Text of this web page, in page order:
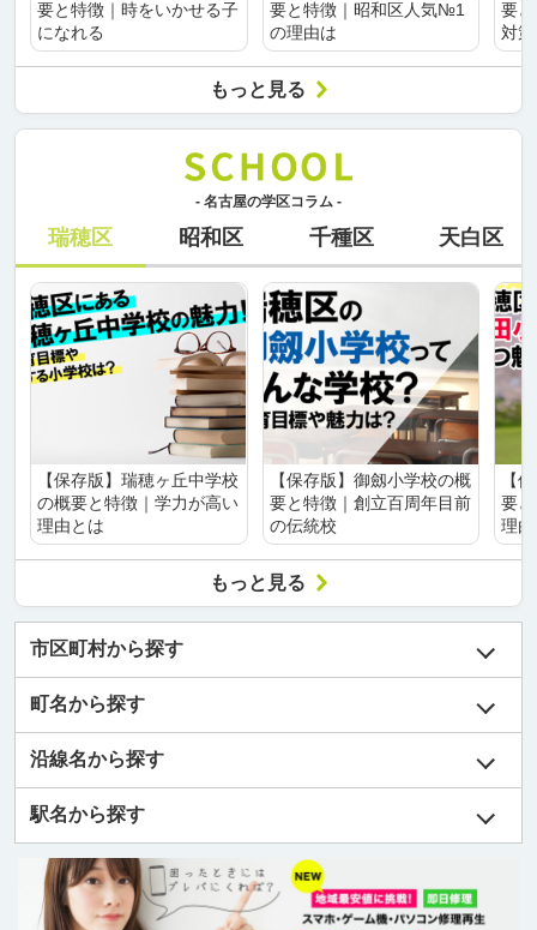
要と特徴｜時をいかせる子
になれる
要と特徴｜昭和区人気№1
の理由は
要
対
もっと見る
- 名古屋の学区コラム -
瑞穂区 昭和区 千種区 天白区
【保存版】瑞穂ヶ丘中学校
の概要と特徴｜学力が高い
理由とは
【保存版】御劔小学校の概
要と特徴｜創立百周年目前
の伝統校
【
要
理
もっと見る
市区町村から探す
町名から探す
沿線名から探す
駅名から探す